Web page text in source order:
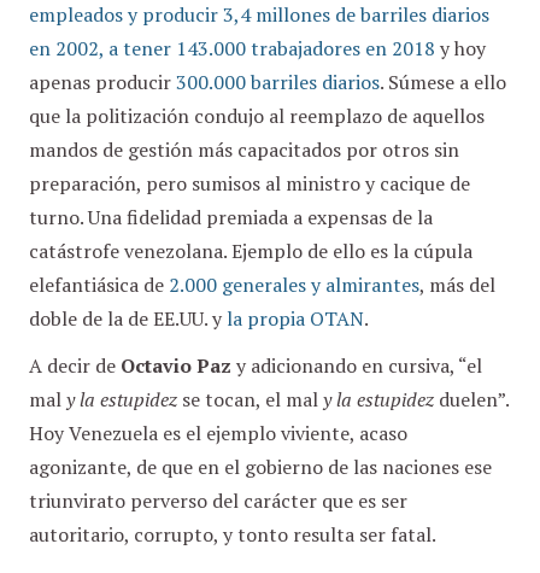
empleados y producir 3,4 millones de barriles diarios
en 2002, a tener 143.000 trabajadores en 2018 y hoy
apenas producir300.000 barriles diarios. Súmese a ello
que la politización condujo al reemplazo de aquellos
mandos de gestión más capacitados por otros sin
preparación, pero sumisos al ministro y cacique de
turno. Una fidelidad premiada a expensas de la
catástrofe venezolana. Ejemplo de ello es la cúpula
elefantiásica de 2.000 generales y almirantes, más del
doble de la de EE.UU. y la propia OTAN.
A decir de Octavio Paz y adicionando en cursiva, “el
maly la estupidez se tocan, el maly la estupidez duelen”.
Hoy Venezuela es el ejemplo viviente, acaso
agonizante, de que en el gobierno de las naciones ese
triunvirato perverso del carácter que es ser
autoritario, corrupto, y tonto resulta ser fatal.